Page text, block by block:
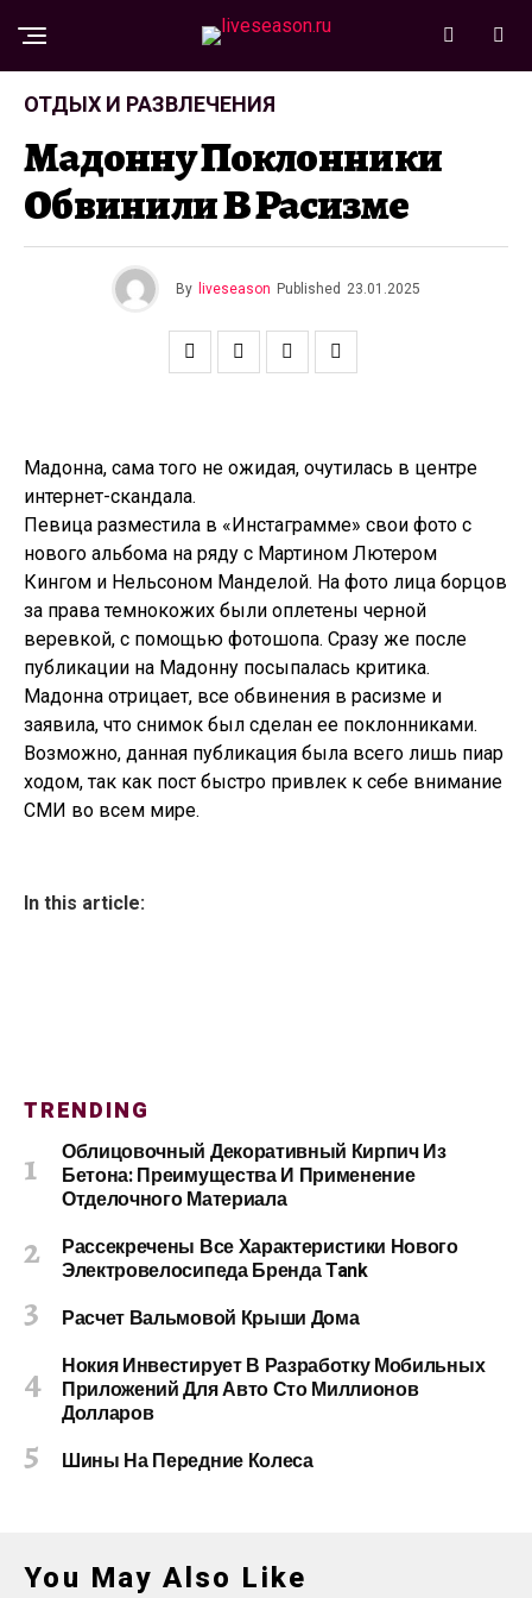
ОТДЫХ И РАЗВЛЕЧЕНИЯ
Мадонну Поклонники
Обвинили В Расизме
By liveseason Published 23.01.2025
Мадонна, сама того не ожидая, очутилась в центре
интернет-скандала.
Певица разместила в «Инстаграмме» свои фото с
нового альбома на ряду с Мартином Лютером
Кингом и Нельсоном Манделой. На фото лица борцов
за права темнокожих были оплетены черной
веревкой, с помощью фотошопа. Сразу же после
публикации на Мадонну посыпалась критика.
Мадонна отрицает, все обвинения в расизме и
заявила, что снимок был сделан ее поклонниками.
Возможно, данная публикация была всего лишь пиар
ходом, так как пост быстро привлек к себе внимание
СМИ во всем мире.
In this article:
TRENDING
Облицовочный Декоративный Кирпич Из
Бетона: Преимущества И Применение
Отделочного Материала
Рассекречены Все Характеристики Нового
Электровелосипеда Бренда Tank
Расчет Вальмовой Крыши Дома
Нокия Инвестирует В Разработку Мобильных
Приложений Для Авто Сто Миллионов
Долларов
Шины На Передние Колеса
You May Also Like